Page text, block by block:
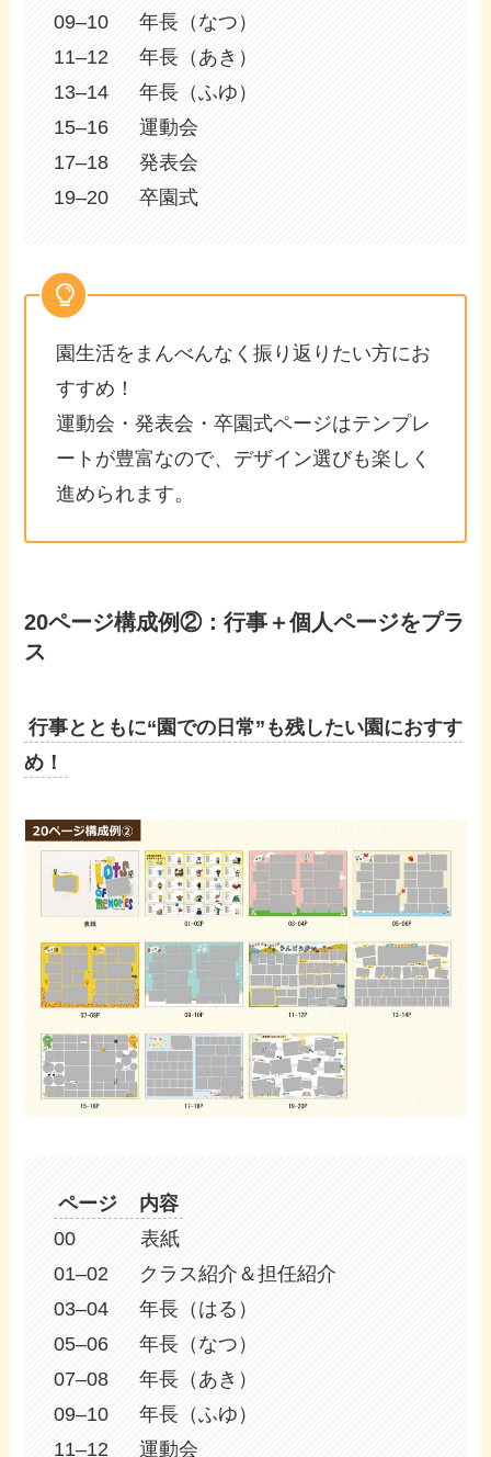
09–10 年長（なつ）
11–12 年長（あき）
13–14 年長（ふゆ）
15–16 運動会
17–18 発表会
19–20 卒園式
園生活をまんべんなく振り返りたい方にお
すすめ！
運動会・発表会・卒園式ページはテンプレ
ートが豊富なので、デザイン選びも楽しく
進められます。
20ページ構成例②：行事＋個人ページをプラ
ス
行事とともに“園での日常”も残したい園におすす
め！
ページ 内容
00 表紙
01–02 クラス紹介＆担任紹介
03–04 年長（はる）
05–06 年長（なつ）
07–08 年長（あき）
09–10 年長（ふゆ）
11–12 運動会